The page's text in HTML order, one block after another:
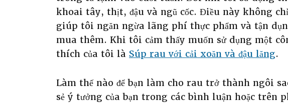
khoai tây, thịt, đậu và ngũ cốc. Điều này không
giúp tôi ngăn ngừa lãng phí thực phẩm và tận
mua thêm. Khi tôi cảm thấy muốn sử dụng một
thích của tôi là Súp rau với cải xoăn và đậu lăng.
Làm thế nào để bạn làm cho rau trở thành ngôi
sẻ ý tưởng của bạn trong các bình luận hoặc trên